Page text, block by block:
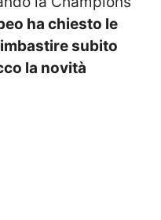
ha chiesto le
subito
la novità